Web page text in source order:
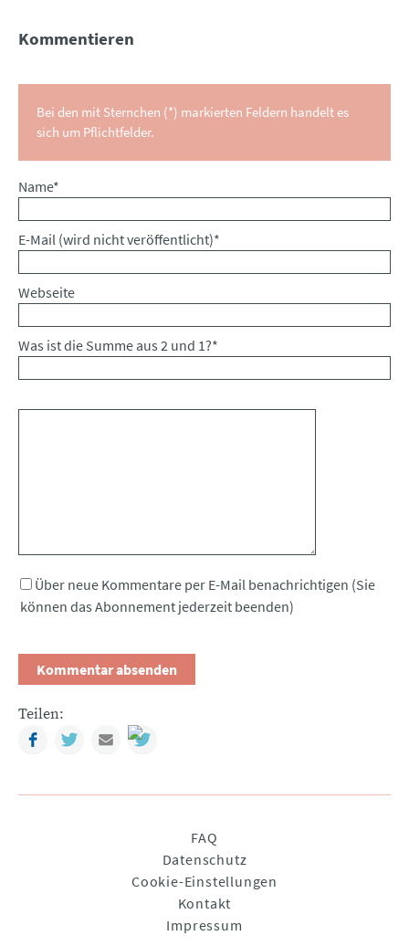
Kommentieren
Bei den mit Sternchen (*) markierten Feldern handelt es
sich um Pflichtfelder.
Pflichtfeld
Name*
Pflichtfeld
E-Mail (wird nicht veröffentlicht)*
Webseite
Was ist die Summe aus 2 und 1?*
Über neue Kommentare per E-Mail benachrichtigen (Sie
können das Abonnement jederzeit beenden)
Teilen:
FacebookTwitterMail
FAQ
Datenschutz
Cookie-Einstellungen
Kontakt
Impressum